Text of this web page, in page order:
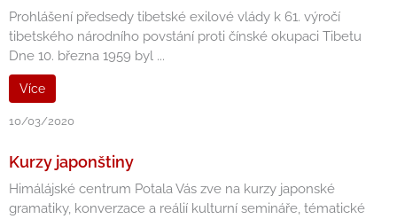
Prohlášení předsedy tibetské exilové vlády k 61. výročí
tibetského národního povstání proti čínské okupaci Tibetu
Dne 10. března 1959 byl ...
Více
10/03/2020
Kurzy japonštiny
Himálájské centrum Potala Vás zve na kurzy japonské
gramatiky, konverzace a reálií kulturní semináře, tématické